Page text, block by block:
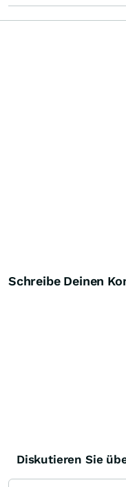
Schreibe Deinen
Diskutieren Sie